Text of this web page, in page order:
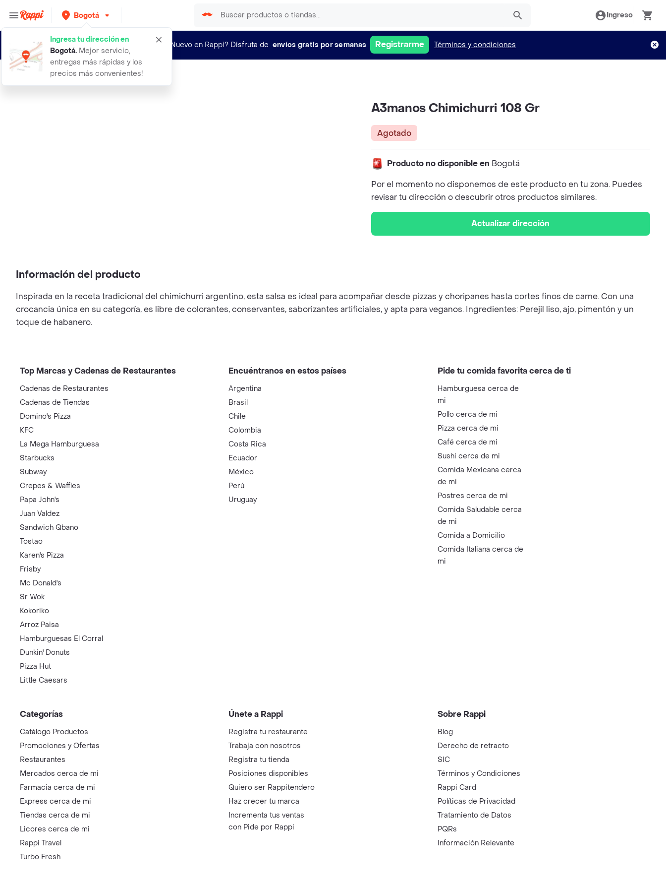
Bogotá
Ingresa tu dirección en
Bogotá. Mejor servicio,
entregas más rápidas y los
precios más convenientes!
Ingreso
¿Nuevo en Rappi? Disfruta de envíos gratis por semanas Registrarme Términos y condiciones
a3manos chimichurri 108 gr
A3manos Chimichurri 108 Gr
Agotado
Producto no disponible en Bogotá
Por el momento no disponemos de este producto en tu zona. Puedes
revisar tu dirección o descubrir otros productos similares.
Actualizar dirección
Información del producto
Inspirada en la receta tradicional del chimichurri argentino, esta salsa es ideal para acompañar desde pizzas y choripanes hasta cortes finos de carne. Con una
crocancia única en su categoría, es libre de colorantes, conservantes, saborizantes artificiales, y apta para veganos. Ingredientes: Perejil liso, ajo, pimentón y un
toque de habanero.
Top Marcas y Cadenas de Restaurantes
Cadenas de Restaurantes
Cadenas de Tiendas
Domino's Pizza
KFC
La Mega Hamburguesa
Starbucks
Subway
Crepes & Waffles
Papa John's
Juan Valdez
Sandwich Qbano
Tostao
Karen's Pizza
Frisby
Mc Donald's
Sr Wok
Kokoriko
Arroz Paisa
Hamburguesas El Corral
Dunkin' Donuts
Pizza Hut
Little Caesars
Encuéntranos en estos países
Argentina
Brasil
Chile
Colombia
Costa Rica
Ecuador
México
Perú
Uruguay
Pide tu comida favorita cerca de ti
Hamburguesa cerca de
mi
Pollo cerca de mi
Pizza cerca de mi
Café cerca de mi
Sushi cerca de mi
Comida Mexicana cerca
de mi
Postres cerca de mi
Comida Saludable cerca
de mi
Comida a Domicilio
Comida Italiana cerca de
mi
Categorías
Catálogo Productos
Promociones y Ofertas
Restaurantes
Mercados cerca de mi
Farmacia cerca de mi
Express cerca de mi
Tiendas cerca de mi
Licores cerca de mi
Rappi Travel
Turbo Fresh
Únete a Rappi
Registra tu restaurante
Trabaja con nosotros
Registra tu tienda
Posiciones disponibles
Quiero ser Rappitendero
Haz crecer tu marca
Incrementa tus ventas
con Pide por Rappi
Sobre Rappi
Blog
Derecho de retracto
SIC
Términos y Condiciones
Rappi Card
Políticas de Privacidad
Tratamiento de Datos
PQRs
Información Relevante